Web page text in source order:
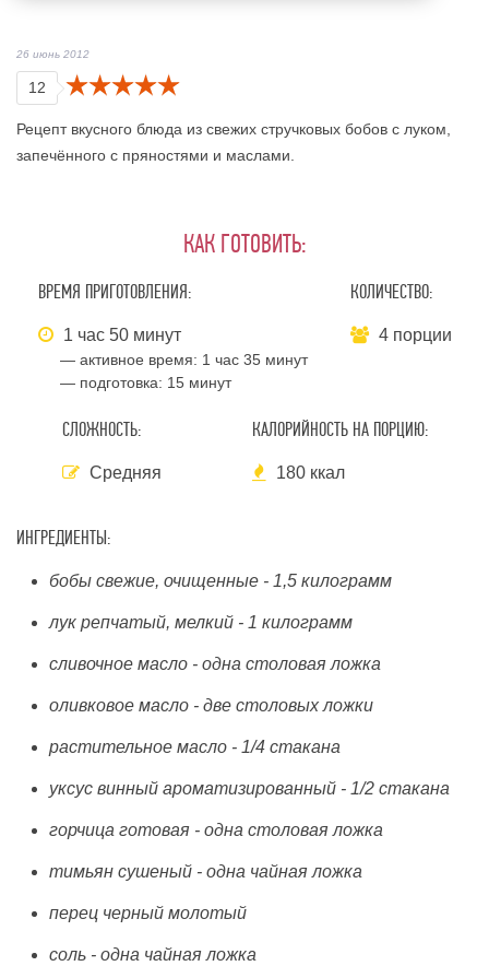
26 июнь 2012
12
Рецепт вкусного блюда из свежих стручковых бобов с луком,
запечённого с пряностями и маслами.
КАК ГОТОВИТЬ:
ВРЕМЯ ПРИГОТОВЛЕНИЯ:
1 час 50 минут
— активное время: 1 час 35 минут
— подготовка: 15 минут
КОЛИЧЕСТВО:
4 порции
СЛОЖНОСТЬ:
Средняя
КАЛОРИЙНОСТЬ НА ПОРЦИЮ:
180 ккал
ИНГРЕДИЕНТЫ:
бобы свежие, очищенные - 1,5 килограмм
лук репчатый, мелкий - 1 килограмм
сливочное масло - одна столовая ложка
оливковое масло - две столовых ложки
растительное масло - 1/4 стакана
уксус винный ароматизированный - 1/2 стакана
горчица готовая - одна столовая ложка
тимьян сушеный - одна чайная ложка
перец черный молотый
соль - одна чайная ложка